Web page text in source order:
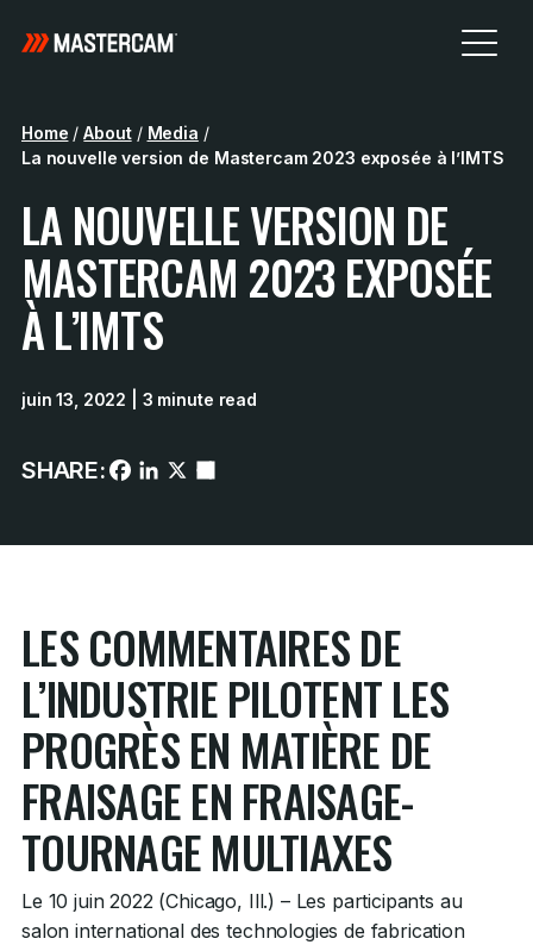
Home / About / Media /
La nouvelle version de Mastercam 2023 exposée à l’IMTS
LA NOUVELLE VERSION DE
MASTERCAM 2023 EXPOSÉE
À L’IMTS
juin 13, 2022 | 3 minute read
SHARE:
LES COMMENTAIRES DE
L’INDUSTRIE PILOTENT LES
PROGRÈS EN MATIÈRE DE
FRAISAGE EN FRAISAGE-
TOURNAGE MULTIAXES
Le 10 juin 2022 (Chicago, Ill.) – Les participants au
salon international des technologies de fabrication